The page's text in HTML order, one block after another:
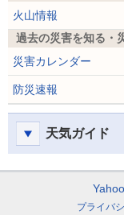
火山情報
過去の災害を知る・
災害カレンダー
防災速報
天気ガイド
プライバ